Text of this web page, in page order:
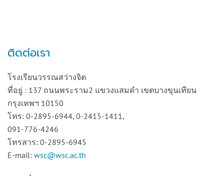
ติดต่อเรา
โรงเรียนวรรณสว่างจิต
ที่อยู่ : 137 ถนนพระราม2 แขวงแสมดำ เขตบางขุนเทียน
กรุงเทพฯ 10150
โทร: 0-2895-6944, 0-2415-1411,
091-776-4246
โทรสาร: 0-2895-6945
E-mail: wsc@wsc.ac.th